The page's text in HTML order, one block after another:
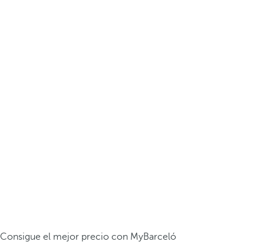
Consigue el mejor precio con MyBarceló